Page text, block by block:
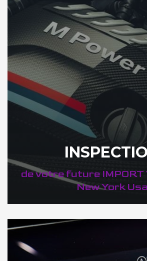
de votre future IMPORT
New York Usa